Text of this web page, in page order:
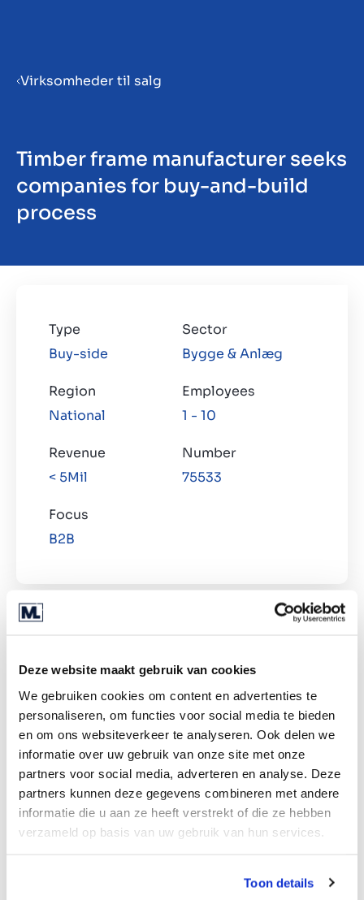
Deze website maakt gebruik van cookies
We gebruiken cookies om content en advertenties te
personaliseren, om functies voor social media te bieden
en om ons websiteverkeer te analyseren. Ook delen we
informatie over uw gebruik van onze site met onze
partners voor social media, adverteren en analyse. Deze
partners kunnen deze gegevens combineren met andere
informatie die u aan ze heeft verstrekt of die ze hebben
verzameld op basis van uw gebruik van hun services.
Toon details
Salg af virksomhed
Køb af virksomhed
Om os
DK
Virksomheder til salg
Timber frame manufacturer seeks
companies for buy-and-build
process
Type
Buy-side
Sector
Bygge & Anlæg
Region
National
Employees
1 - 10
Revenue
< 5Mil
Number
75533
Focus
B2B
manufacturer is looking to expand its business,
and is looking to acquire manufacturing
companies supplying the construction industry,
both residential and non-residential.
Search profile
Sales from €3m
Active in the wood processing industry: doors,